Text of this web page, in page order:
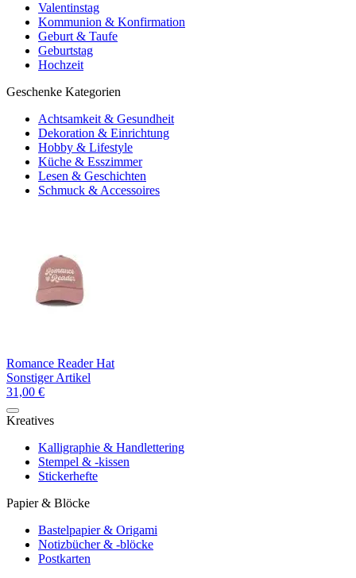
Valentinstag
Kommunion & Konfirmation
Geburt & Taufe
Geburtstag
Hochzeit
Geschenke Kategorien
Achtsamkeit & Gesundheit
Dekoration & Einrichtung
Hobby & Lifestyle
Küche & Esszimmer
Lesen & Geschichten
Schmuck & Accessoires
Romance Reader Hat
Sonstiger Artikel
31,00 €
Kreatives
Kalligraphie & Handlettering
Stempel & -kissen
Stickerhefte
Papier & Blöcke
Bastelpapier & Origami
Notizbücher & -blöcke
Postkarten